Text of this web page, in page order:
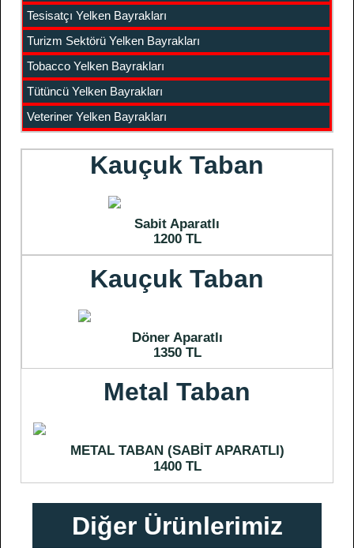
Tesisatçı Yelken Bayrakları
Turizm Sektörü Yelken Bayrakları
Tobacco Yelken Bayrakları
Tütüncü Yelken Bayrakları
Veteriner Yelken Bayrakları
Kauçuk Taban
Sabit Aparatlı
1200 TL
Kauçuk Taban
Döner Aparatlı
1350 TL
Metal Taban
METAL TABAN (SABİT APARATLI)
1400 TL
Diğer Ürünlerimiz